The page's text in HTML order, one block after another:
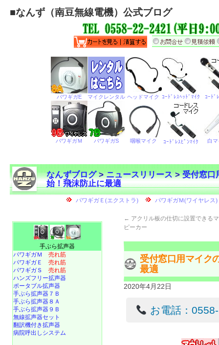
■なんず（南豆無線電機）公式ブログ
なんずブログ>ニュースリリース>受付窓口
始！飛沫防止に最適
← アクリル板の仕切に設置できる
ピーカー
受付窓口用マイク
最適
2020年4月22日
お電話：
手ぶら拡声器
パワギガＭ 売れ筋
パワギガＥ 売れ筋
パワギガＳ 売れ筋
ハンズフリー拡声器
ポータブル拡声器
手ぶら拡声器７Ｂ
手ぶら拡声器８Ａ
手ぶら拡声器９Ｂ
無線拡声器セット
翻訳機付き拡声器
病院呼出しシステム